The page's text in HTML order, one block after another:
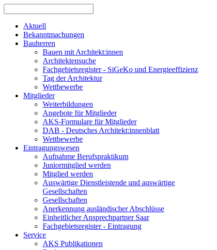
Aktuell
Bekanntmachungen
Bauherren
Bauen mit Architekt:innen
Architektensuche
Fachgebietsregister - SiGeKo und Energieeffizienz
Tag der Architektur
Wettbewerbe
Mitglieder
Weiterbildungen
Angebote für Mitglieder
AKS-Formulare für Mitglieder
DAB - Deutsches Architekt:innenblatt
Wettbewerbe
Eintragungswesen
Aufnahme Berufspraktikum
Juniormitglied werden
Mitglied werden
Auswärtige Dienstleistende und auswärtige
Gesellschaften
Gesellschaften
Anerkennung ausländischer Abschlüsse
Einheitlicher Ansprechpartner Saar
Fachgebietsregister - Eintragung
Service
AKS Publikationen